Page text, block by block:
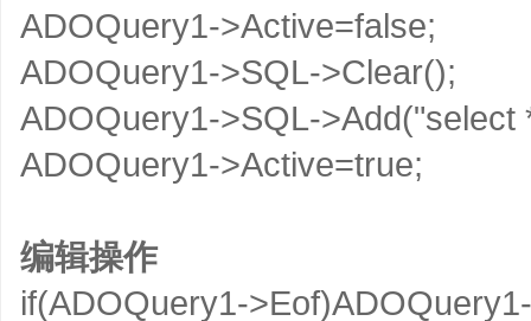
ADOQuery1->Active=false;
ADOQuery1->SQL->Clear();
ADOQuery1->SQL->Add("select
ADOQuery1->Active=true;
编辑操作
if(ADOQuery1-